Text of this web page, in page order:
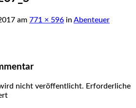
am 771 × 596 in Abenteuer
nicht veröffentlicht. Erforderliche